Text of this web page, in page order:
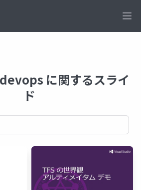
に関するスライ
ド